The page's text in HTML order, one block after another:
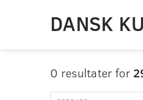
DANSK
0 resultater for